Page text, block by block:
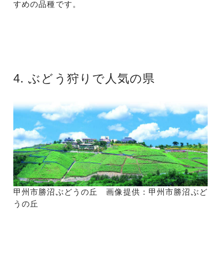
すめの品種です。
4. ぶどう狩りで人気の県
甲州市勝沼ぶどうの丘 画像提供：甲州市勝沼ぶど
うの丘